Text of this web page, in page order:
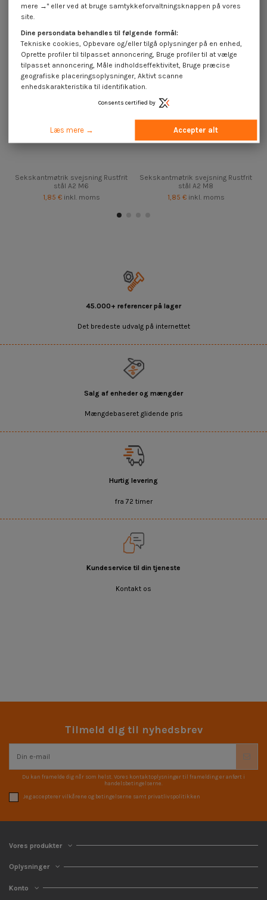
Sekskantmøtrik svejsning Rustfrit
stål A2 M6
1,85 € inkl. moms
Sekskantmøtrik svejsning Rustfrit
stål A2 M8
1,85 € inkl. moms
45.000+ referencer på lager
Det bredeste udvalg på internettet
Salg af enheder og mængder
Mængdebaseret glidende pris
Hurtig levering
fra 72 timer
Kundeservice til din tjeneste
Kontakt os
Tilmeld dig til nyhedsbrev
Du kan framelde dig når som helst. Vores kontaktoplysninger til framelding er anført i
handelsbetingelserne.
Jeg accepterer vilkårene og betingelserne samt privatlivspolitikken
Vores produkter
Oplysninger
Konto
mere →" eller ved at bruge samtykkeforvaltningsknappen på vores
site.
Dine persondata behandles til følgende formål:
Tekniske cookies, Opbevare og/eller tilgå oplysninger på en enhed,
Oprette profiler til tilpasset annoncering, Bruge profiler til at vælge
tilpasset annoncering, Måle indholdseffektivitet, Bruge præcise
geografiske placeringsoplysninger, Aktivt scanne
enhedskarakteristika til identifikation.
Consents certified by
Læs mere → Accepter alt